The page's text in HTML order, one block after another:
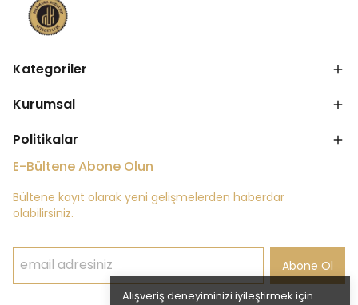
Alışveriş deneyiminizi iyileştirmek için
Kategoriler
Kurumsal
Politikalar
E-Bültene Abone Olun
Bültene kayıt olarak yeni gelişmelerden haberdar
olabilirsiniz.
Abone Ol